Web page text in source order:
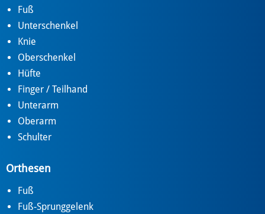
Fuß
Unterschenkel
Knie
Oberschenkel
Hüfte
Finger / Teilhand
Unterarm
Oberarm
Schulter
Orthesen
Fuß
Fuß-Sprunggelenk